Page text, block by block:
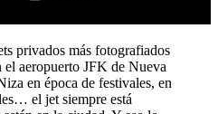
privados más fotografiados
aeropuerto JFK de Nueva
en época de festivales, en
el jet siempre está